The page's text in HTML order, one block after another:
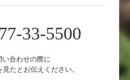
33-5500
い合わせの際に
たとお伝えください。